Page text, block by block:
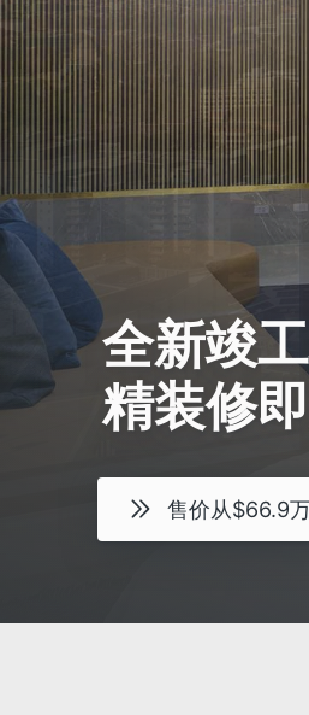
全新竣
精装修
售价从$66.9